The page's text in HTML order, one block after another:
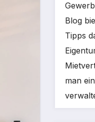
Blog
Tipps
man